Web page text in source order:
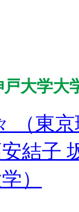
大学大